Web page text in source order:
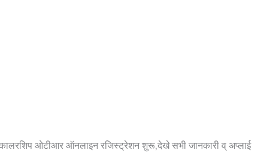
ओटीआर ऑनलाइन रजिस्ट्रेशन शुरू,देखे सभी जानकारी व् अप्लाई